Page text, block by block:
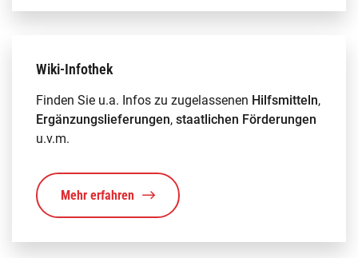
Wiki-Infothek
Finden Sie u.a. Infos zu zugelassenen Hilfsmitteln,
Ergänzungslieferungen, staatlichen Förderungen
u.v.m.
Mehr erfahren